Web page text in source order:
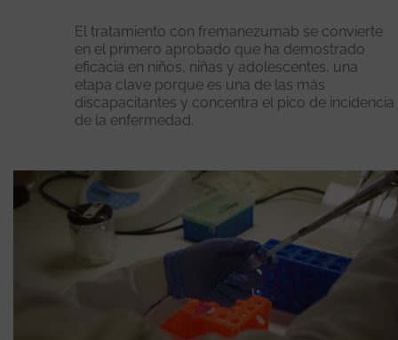
El tratamiento con fremanezumab se convierte
en el primero aprobado que ha demostrado
eficacia en niños, niñas y adolescentes, una
etapa clave porque es una de las más
discapacitantes y concentra el pico de incidencia
de la enfermedad.